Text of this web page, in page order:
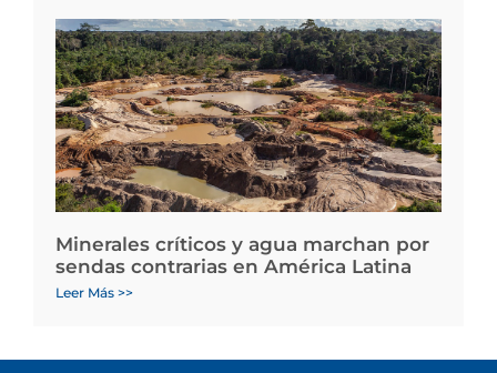
Minerales críticos y agua marchan por
sendas contrarias en América Latina
Leer Más >>